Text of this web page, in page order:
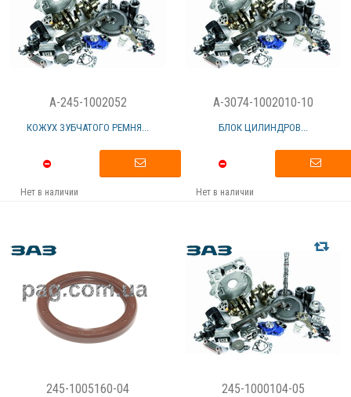
A-245-1002052
КОЖУХ ЗУБЧАТОГО РЕМНЯ...
Нет в наличии
A-3074-1002010-10
БЛОК ЦИЛИНДРОВ...
Нет в наличии
245-1005160-04 245-1000104-05